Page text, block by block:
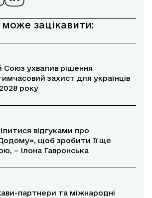
зацікавити:
Союз ухвалив рішення
захист для українців
року
відгуками про
щоб зробити її ще
– Ілона Гавронська
партнери та міжнародні